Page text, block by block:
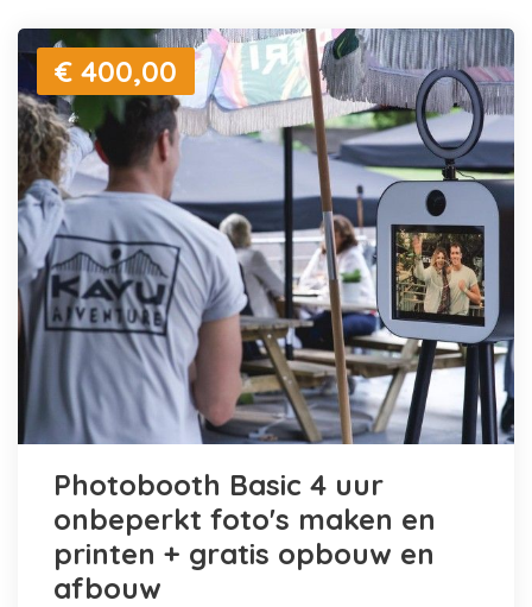
€ 400,00
Photobooth Basic 4 uur
onbeperkt foto's maken en
printen + gratis opbouw en
afbouw